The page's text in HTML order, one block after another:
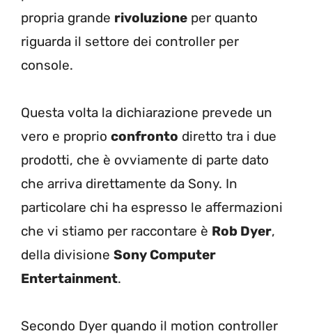
propria grande rivoluzione per quanto
riguarda il settore dei controller per
console.
Questa volta la dichiarazione prevede un
vero e proprio confronto diretto tra i due
prodotti, che è ovviamente di parte dato
che arriva direttamente da Sony. In
particolare chi ha espresso le affermazioni
che vi stiamo per raccontare è Rob Dyer,
della divisione Sony Computer
Entertainment.
Secondo Dyer quando il motion controller